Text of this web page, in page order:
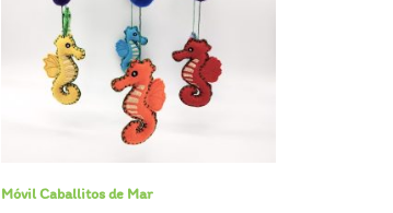
Móvil Caballitos de Mar